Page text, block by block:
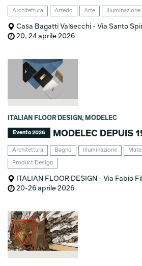
Architettura Arredo Arte Illuminazione
Casa Bagatti Valsecchi - Via Santo
20, 24 aprile 2026
ITALIAN FLOOR DESIGN, MODELEC
Evento 2026 MODELEC DEPUIS
Architettura Bagno Illuminazione
Product Design
ITALIAN FLOOR DESIGN - Via Fabio
20-26 aprile 2026